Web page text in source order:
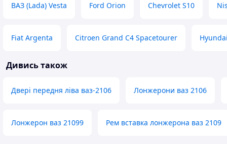
ВАЗ (Lada) Vesta Ford Orion Chevrolet S10
Fiat Argenta Citroen Grand C4 Spacetourer
Дивись також
Двері передня ліва ваз-2106 Лонжерони ваз 2106
Лонжерон ваз 21099 Рем вставка лонжерона ваз 2109